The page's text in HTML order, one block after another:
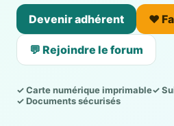
Devenir adhérent ❤️
💬 Rejoindre le forum
✓ Carte numérique imprimable✓
✓ Documents sécurisés